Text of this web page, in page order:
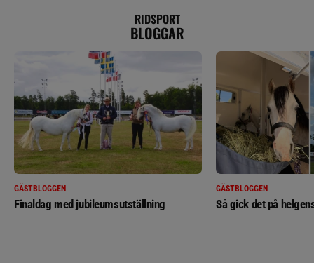
RIDSPORT
BLOGGAR
GÄSTBLOGGEN
Finaldag med jubileumsutställning
GÄSTBLOGGEN
Så gick det på